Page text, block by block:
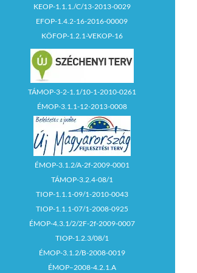
KEOP-1.1.1./C/13-2013-0029
EFOP-1.4.2-16-2016-00009
KÖFOP-1.2.1-VEKOP-16
TÁMOP-3-2-1.1/10-1-2010-0261
ÉMOP-3.1.1-12-2013-0008
ÉMOP-3.1.2/A-2f-2009-0001
TÁMOP-3.2.4-08/1
TIOP-1.1.1-09/1-2010-0043
TIOP-1.1.1-07/1-2008-0925
ÉMOP-4.3.1/2/2F-2f-2009-0007
TIOP-1.2.3/08/1
ÉMOP-3.1.2/B-2008-0019
ÉMOP–2008-4.2.1.A